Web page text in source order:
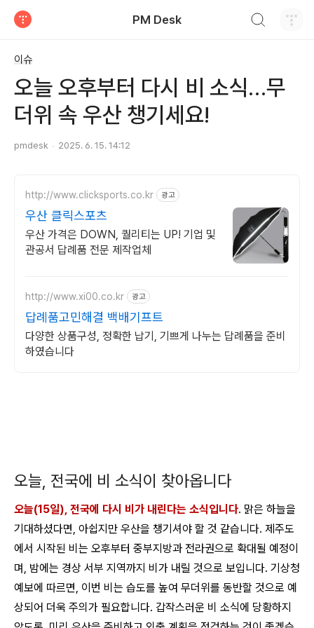
PM Desk
이슈
오늘 오후부터 다시 비 소식…무
더위 속 우산 챙기세요!
pmdesk 2025. 6. 15. 14:12
http://www.clicksports.co.kr 광고
우산 클릭스포츠
우산 가격은 DOWN, 퀄리티는 UP! 기업 및
관공서 답례품 전문 제작업체
http://www.xi00.co.kr 광고
답례품고민해결 백배기프트
다양한 상품구성, 정확한 납기, 기쁘게 나누는 답례품을 준비
하였습니다
오늘, 전국에 비 소식이 찾아옵니다
오늘(15일), 전국에 다시 비가 내린다는 소식입니다. 맑은 하늘을
기대하셨다면, 아쉽지만 우산을 챙기셔야 할 것 같습니다. 제주도
에서 시작된 비는 오후부터 중부지방과 전라권으로 확대될 예정이
며, 밤에는 경상 서부 지역까지 비가 내릴 것으로 보입니다. 기상청
예보에 따르면, 이번 비는 습도를 높여 무더위를 동반할 것으로 예
상되어 더욱 주의가 필요합니다. 갑작스러운 비 소식에 당황하지